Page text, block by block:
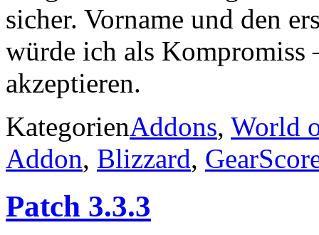
sicher. Vorname und den
würde ich als Kompromiss
akzeptieren.
KategorienAddons, World
Addon, Blizzard,
Patch 3.3.3